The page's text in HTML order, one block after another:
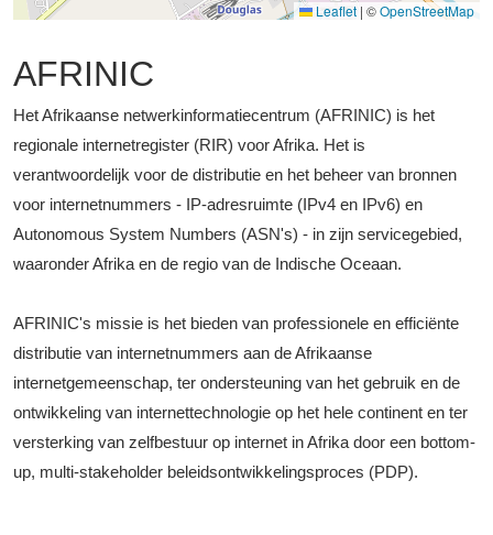
Leaflet | ©OpenStreetMap
AFRINIC
Het Afrikaanse netwerkinformatiecentrum (AFRINIC) is het
regionale internetregister (RIR) voor Afrika. Het is
verantwoordelijk voor de distributie en het beheer van bronnen
voor internetnummers - IP-adresruimte (IPv4 en IPv6) en
Autonomous System Numbers (ASN's) - in zijn servicegebied,
waaronder Afrika en de regio van de Indische Oceaan.
AFRINIC's missie is het bieden van professionele en efficiënte
distributie van internetnummers aan de Afrikaanse
internetgemeenschap, ter ondersteuning van het gebruik en de
ontwikkeling van internettechnologie op het hele continent en ter
versterking van zelfbestuur op internet in Afrika door een bottom-
up, multi-stakeholder beleidsontwikkelingsproces (PDP).